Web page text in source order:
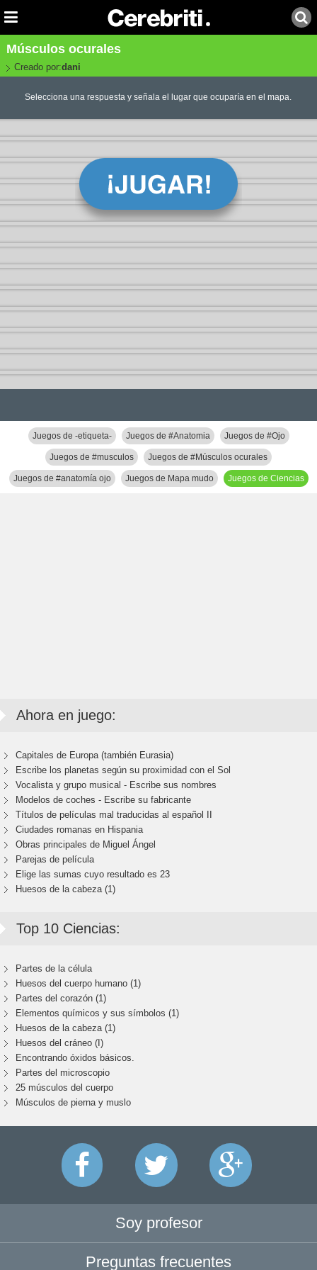
Músculos ocurales
Creado por:dani
Selecciona una respuesta y señala el lugar que ocuparía en el mapa.
Juegos de -etiqueta- Juegos de #Anatomia Juegos de #Ojo
Juegos de #musculos Juegos de #Músculos ocurales
Juegos de #anatomía ojo Juegos de Mapa mudo Juegos de Ciencias
Ahora en juego:
Capitales de Europa (también Eurasia)
Escribe los planetas según su proximidad con el Sol
Vocalista y grupo musical - Escribe sus nombres
Modelos de coches - Escribe su fabricante
Títulos de películas mal traducidas al español II
Ciudades romanas en Hispania
Obras principales de Miguel Ángel
Parejas de película
Elige las sumas cuyo resultado es 23
Huesos de la cabeza (1)
Top 10 Ciencias:
Partes de la célula
Huesos del cuerpo humano (1)
Partes del corazón (1)
Elementos químicos y sus símbolos (1)
Huesos de la cabeza (1)
Huesos del cráneo (I)
Encontrando óxidos básicos.
Partes del microscopio
25 músculos del cuerpo
Músculos de pierna y muslo
Soy profesor
Preguntas frecuentes